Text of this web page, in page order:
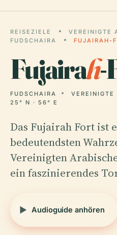
REISEZIELE
VEREINIGTE
FUDSCHAIRA
FUJAIRAH-
Fujairah-
FUDSCHAIRA
VEREINIGTE
25° N · 56° E
Das Fujairah Fort ist
bedeutendsten
Vereinigten
ein faszinierendes
Audioguide anhören